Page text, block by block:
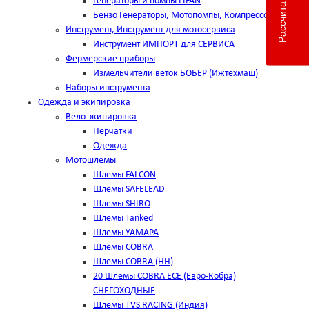
Бензо Генераторы, Мотопомпы, Компрессоры
Инструмент, Инструмент для мотосервиса
Инструмент ИМПОРТ для СЕРВИСА
Фермерские приборы
Измельчители веток БОБЕР (Ижтехмаш)
Наборы инструмента
Одежда и экипировка
Вело экипировка
Перчатки
Одежда
Мотошлемы
Шлемы FALCON
Шлемы SAFELEAD
Шлемы SHIRO
Шлемы Tanked
Шлемы YAMAPA
Шлемы COBRA
Шлемы COBRA (HH)
20 Шлемы COBRA ECE (Евро-Кобра)
СНЕГОХОДНЫЕ
Шлемы TVS RACING (Индия)